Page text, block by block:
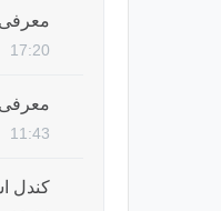
17:20
11:43
کندل